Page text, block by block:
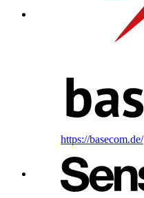
https://basecom.de/